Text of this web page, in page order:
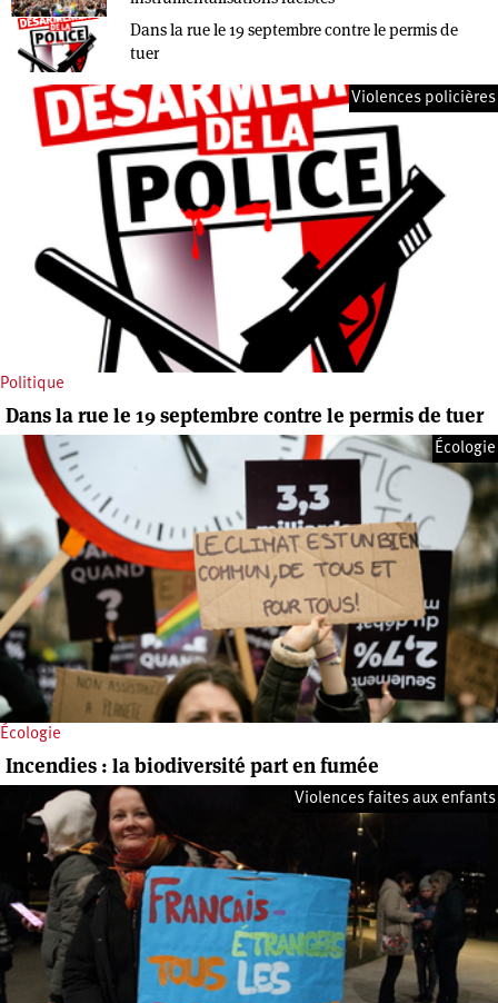
Dans la rue le 19 septembre contre le permis de
tuer
Politique
Violences policières
Dans la rue le 19 septembre contre le permis de tuer
Écologie
Écologie
Incendies : la biodiversité part en fumée
Violences faites aux enfants